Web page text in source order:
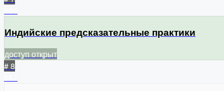
Индийские предсказательные практики
доступ открыт
# 8